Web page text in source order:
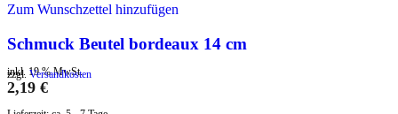
Zum Wunschzettel hinzufügen
Schmuck Beutel bordeaux 14 cm
inkl. 19 % MwSt.
zzgl. Versandkosten
2,19 €